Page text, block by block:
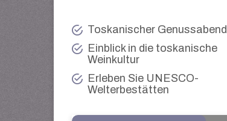
Toskanischer Genussabend
Einblick in die toskanische
Weinkultur
Erleben Sie UNESCO-
Welterbestätten